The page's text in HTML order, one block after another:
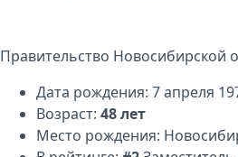
Правительство Новосибирской
Дата рождения: 7 апреля
Возраст: 48 лет
Место рождения: